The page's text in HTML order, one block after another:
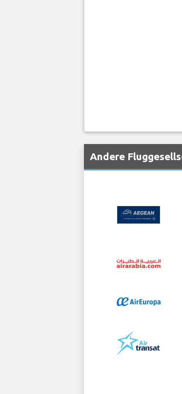
Andere